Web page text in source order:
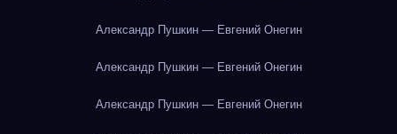
Александр Пушкин — Евгений Онегин
Александр Пушкин — Евгений Онегин
Александр Пушкин — Евгений Онегин